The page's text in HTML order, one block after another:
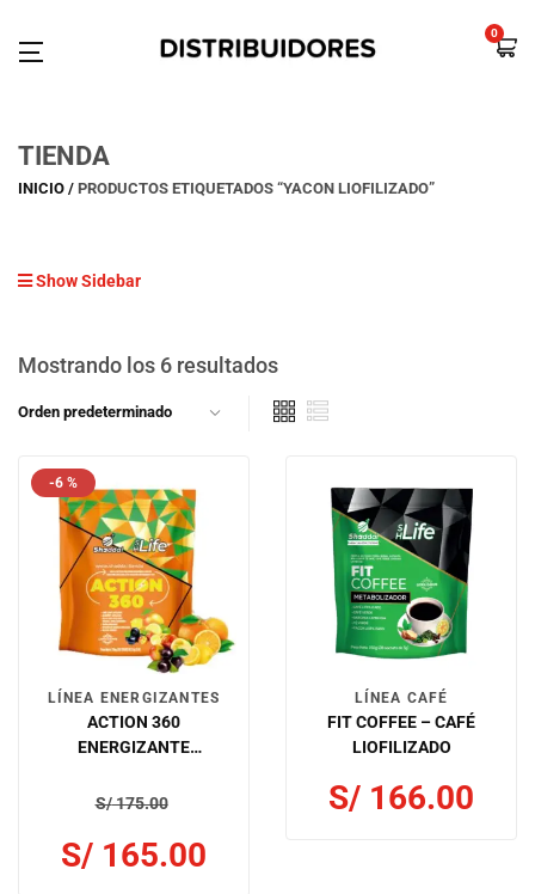
0
TIENDA
INICIO PRODUCTOS ETIQUETADOS “YACON LIOFILIZADO”
Show Sidebar
Mostrando los 6 resultados
-6 %
LÍNEA ENERGIZANTES
ACTION 360
ENERGIZANTE
S/175.00
S/ 165.00
LÍNEA CAFÉ
FIT COFFEE – CAFÉ
LIOFILIZADO
S/ 166.00